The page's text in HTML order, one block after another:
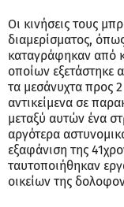
Οι κινήσεις τους
διαμερίσματος,
καταγράφηκαν από
οποίων εξετάστηκε
τα μεσάνυχτα προς
αντικείμενα σε
μεταξύ αυτών ένα
αργότερα
εξαφάνιση της
ταυτοποιήθηκαν
οικείων της